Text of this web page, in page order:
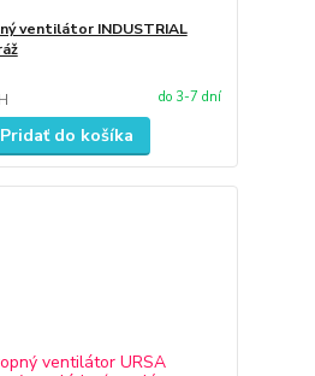
ventilátor INDUSTRIAL
do 3-7 dní
Pridať do košíka